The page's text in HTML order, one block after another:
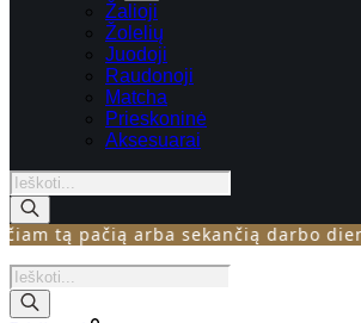
Žalioji
Žolelių
Juodoji
Raudonoji
Matcha
Prieskoninė
Aksesuarai
Products
search
tą pačią arba sekančią darbo dieną,
Products
search